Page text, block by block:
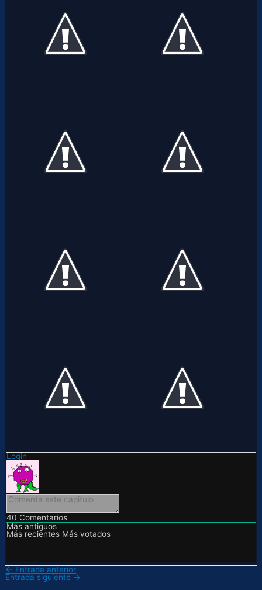
Login
40 Comentarios
Más antiguos
Más recientes Más votados
← Entrada anterior
Entrada siguiente →